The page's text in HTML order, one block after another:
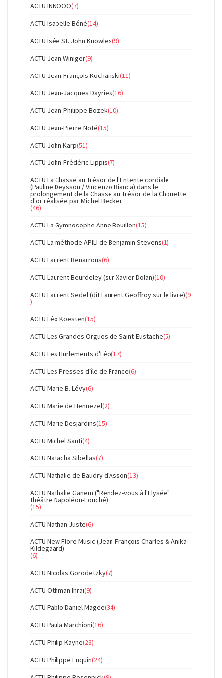
ACTU INNOOO(7)
ACTU Isabelle Béné(14)
ACTU Isée St. John Knowles(9)
ACTU Jean Winiger(9)
ACTU Jean-François Kochanski(11)
ACTU Jean-Jacques Dayries(16)
ACTU Jean-Philippe Bozek(10)
ACTU Jean-Pierre Noté(15)
ACTU John Karp(51)
ACTU John-Frédéric Lippis(7)
ACTU La Chasse au Trésor de l'Entente cordiale
(Pauline Deysson / Vincenzo Bianca) dans le
prolongement de la Chasse au Trésor de la Chouette
d'or réalisée par Michel Becker
(46)
ACTU La Gymnosophe Anne Bouillon(15)
ACTU La méthode APILI de Benjamin Stevens(1)
ACTU Laurent Benarrous(6)
ACTU Laurent Beurdeley (sur Xavier Dolan)(10)
ACTU Laurent Sedel (dit Laurent Geoffroy sur le livre)(9
)
ACTU Léo Koesten(15)
ACTU Les Grandes Orgues de Saint-Eustache(5)
ACTU Les Hurlements d'Léo(17)
ACTU Les Presses d'île de France(6)
ACTU Marie B. Lévy(6)
ACTU Marie de Hennezel(2)
ACTU Marie Desjardins(15)
ACTU Michel Santi(4)
ACTU Natacha Sibellas(7)
ACTU Nathalie de Baudry d'Asson(13)
ACTU Nathalie Ganem ("Rendez-vous à l'Elysée"
théâtre Napoléon-Fouché)
(15)
ACTU Nathan Juste(6)
ACTU New Flore Music (Jean-François Charles & Anika
Kildegaard)
(6)
ACTU Nicolas Gorodetzky(7)
ACTU Othman Ihraï(9)
ACTU Pablo Daniel Magee(34)
ACTU Paula Marchioni(16)
ACTU Philip Kayne(23)
ACTU Philippe Enquin(24)